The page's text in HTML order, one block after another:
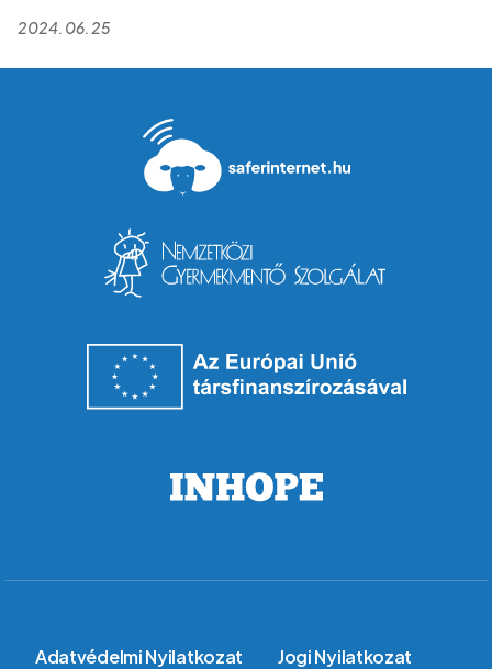
2024. 06. 25
Lábléc
Adatvédelmi Nyilatkozat
Jogi Nyilatkozat